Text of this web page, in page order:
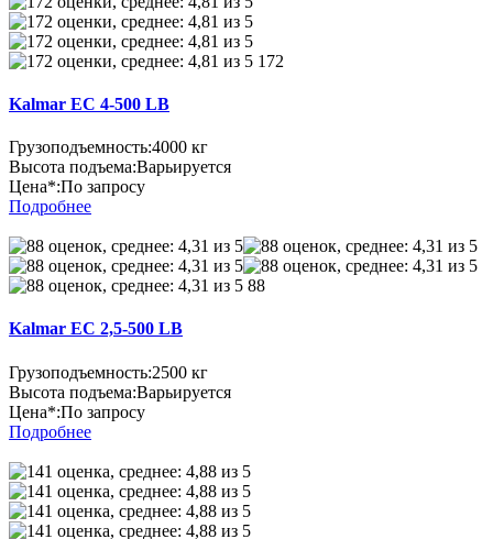
172
Kalmar EC 4-500 LB
Грузоподъемность:4000 кг
Высота подъема:Варьируется
Цена*:По запросу
Подробнее
88
Kalmar EC 2,5-500 LB
Грузоподъемность:2500 кг
Высота подъема:Варьируется
Цена*:По запросу
Подробнее